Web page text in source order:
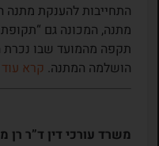
התחייבות להענקת
מתנה, המכונה גם “תקופת
תקפה מהמועד שבו נכרת
הושלמה המתנה. קרא עוד
משרד עורכי דין ד”ר רן